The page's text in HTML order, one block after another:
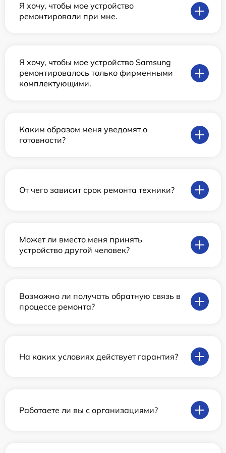
Я хочу, чтобы мое устройство
ремонтировали при мне.
Я хочу, чтобы мое устройство Samsung
ремонтировалось только фирменными
комплектующими.
Каким образом меня уведомят о
готовности?
От чего зависит срок ремонта техники?
Может ли вместо меня принять
устройство другой человек?
Возможно ли получать обратную связь в
процессе ремонта?
На каких условиях действует гарантия?
Работаете ли вы с организациями?